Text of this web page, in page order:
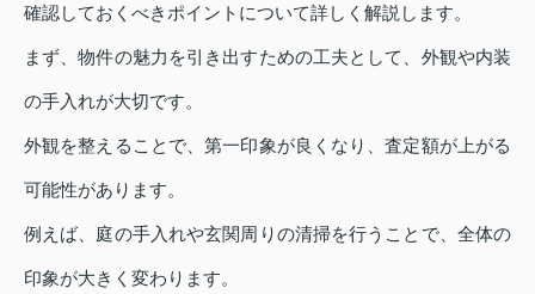
確認しておくべきポイントについて詳しく解説します。
まず、物件の魅力を引き出すための工夫として、外観や内装
の手入れが大切です。
外観を整えることで、第一印象が良くなり、査定額が上がる
可能性があります。
例えば、庭の手入れや玄関周りの清掃を行うことで、全体の
印象が大きく変わります。